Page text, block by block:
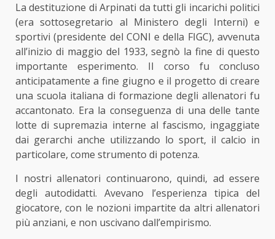
La destituzione di Arpinati da tutti gli incarichi politici
(era sottosegretario al Ministero degli Interni) e
sportivi (presidente del CONI e della FIGC), avvenuta
all’inizio di maggio del 1933, segnò la fine di questo
importante esperimento. Il corso fu concluso
anticipatamente a fine giugno e il progetto di creare
una scuola italiana di formazione degli allenatori fu
accantonato. Era la conseguenza di una delle tante
lotte di supremazia interne al fascismo, ingaggiate
dai gerarchi anche utilizzando lo sport, il calcio in
particolare, come strumento di potenza.
I nostri allenatori continuarono, quindi, ad essere
degli autodidatti. Avevano l’esperienza tipica del
giocatore, con le nozioni impartite da altri allenatori
più anziani, e non uscivano dall’empirismo.